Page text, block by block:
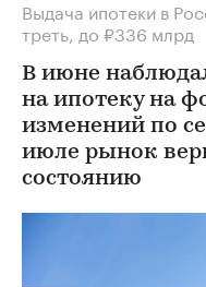
Выдача ипотеки в
треть, до ₽336 млрд
В июне
на ипотеку на
изменений по
июле рынок
состоянию